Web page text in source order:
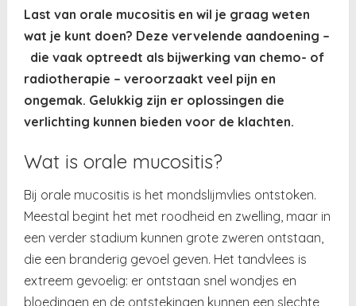
Last van orale mucositis en wil je graag weten
wat je kunt doen? Deze vervelende aandoening –
die vaak optreedt als bijwerking van chemo- of
radiotherapie – veroorzaakt veel pijn en
ongemak. Gelukkig zijn er oplossingen die
verlichting kunnen bieden voor de klachten.
Wat is orale mucositis?
Bij orale mucositis is het mondslijmvlies ontstoken.
Meestal begint het met roodheid en zwelling, maar in
een verder stadium kunnen grote zweren ontstaan,
die een branderig gevoel geven. Het tandvlees is
extreem gevoelig: er ontstaan snel wondjes en
bloedingen en de ontstekingen kunnen een slechte